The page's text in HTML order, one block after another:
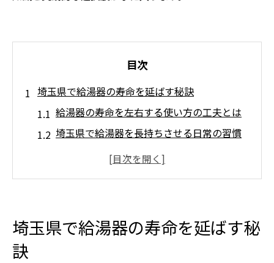
目次
埼玉県で給湯器の寿命を延ばす秘訣
給湯器の寿命を左右する使い方の工夫とは
埼玉県で給湯器を長持ちさせる日常の習慣
給湯器選びで重視すべき長寿命化ポイント
給湯器の長寿命化なら定期メンテナンスを重視
埼玉県で給湯器の寿命を延ばす秘
訣